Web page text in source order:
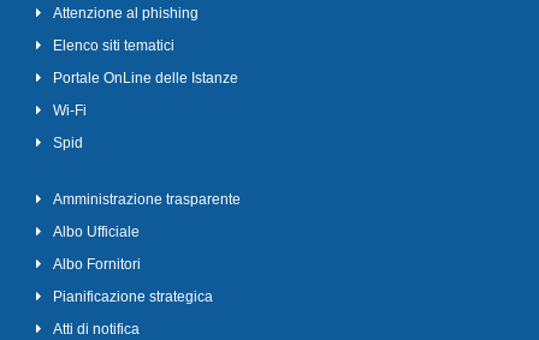
Attenzione al phishing
Elenco siti tematici
Portale OnLine delle Istanze
Wi-Fi
Spid
Amministrazione trasparente
Albo Ufficiale
Albo Fornitori
Pianificazione strategica
Atti di notifica